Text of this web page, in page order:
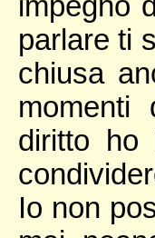
parlare ti
chiusa
momenti
diritto ho
Io non